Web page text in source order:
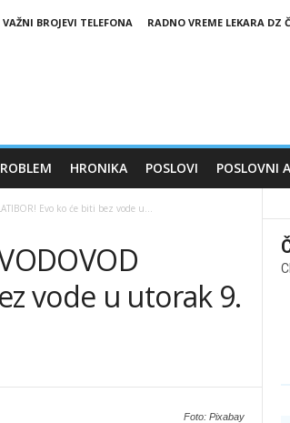
VAŽNI BROJEVI TELEFONA RADNO VREME LEKARA DZ
HRONIKA POSLOVI POSLOVNI
Evo ko će biti bez vode u...
vode u utorak 9.
Foto: Pixabay